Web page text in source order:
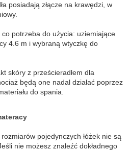
posiadają złącze na krawędzi, w
potrzeba do użycia: uziemiające
4.6 m i wybraną wtyczkę do
skóry z prześcieradłem dla
będą one nadal działać poprzez
do spania.
pojedynczych łóżek nie są
nie możesz znaleźć dokładnego